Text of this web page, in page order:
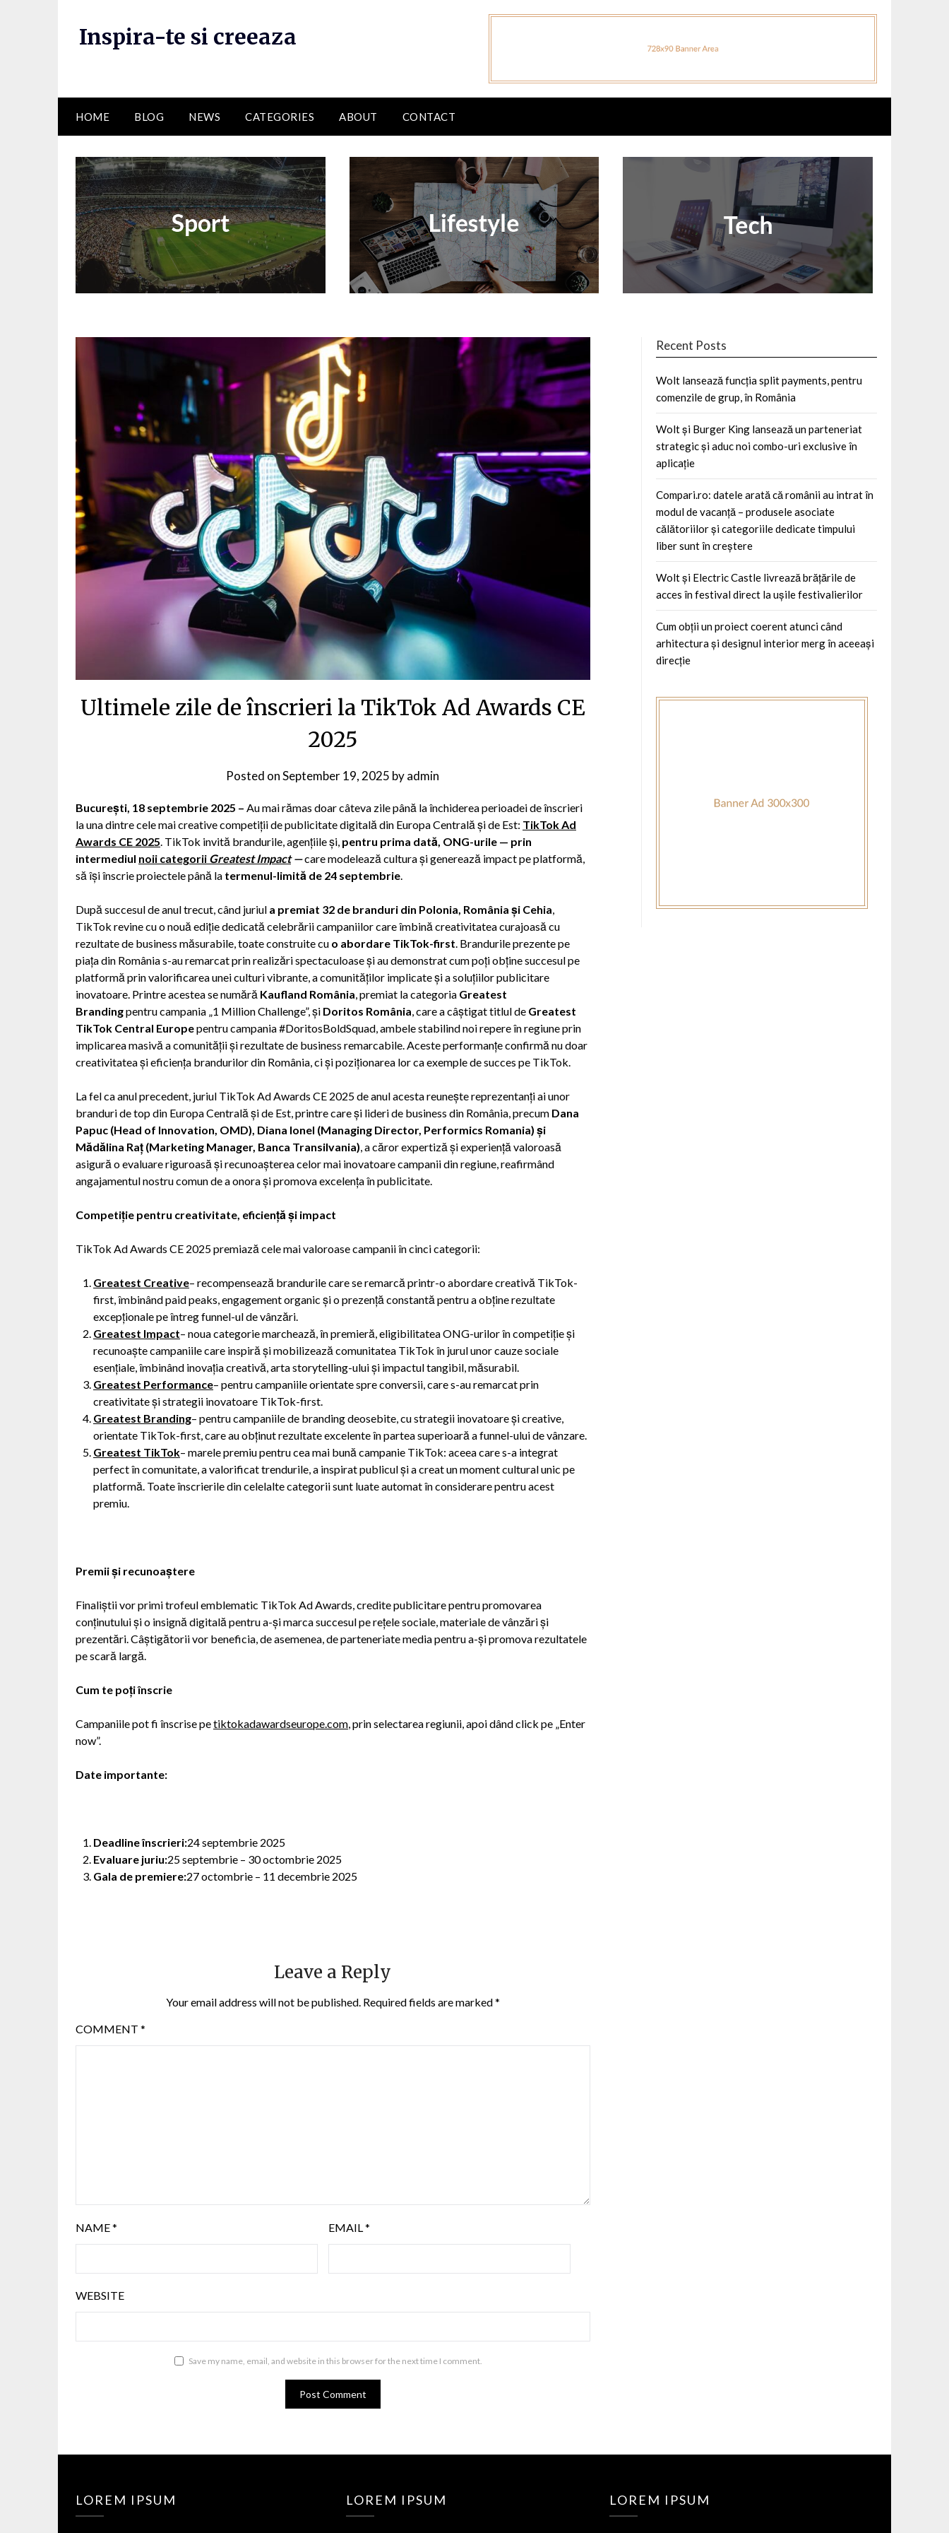
Inspira-te si creeaza
HOME BLOG NEWS CATEGORIES ABOUT CONTACT
Ultimele zile de înscrieri la TikTok Ad Awards CE
2025
Posted onSeptember 19, 2025 byadmin
București, 18 septembrie 2025 – Au mai rămas doar câteva zile până la închiderea perioadei de înscrieri
la una dintre cele mai creative competiții de publicitate digitală din Europa Centrală și de Est: TikTok Ad
Awards CE 2025 . TikTok invită brandurile, agențiile și, pentru prima dată, ONG-urile — prin
intermediul noii categorii Greatest Impact—care modelează cultura și generează impact pe platformă,
să își înscrie proiectele până la termenul-limită de 24 septembrie
După succesul de anul trecut, când juriul a premiat 32 de branduri din Polonia, România și Cehia
TikTok revine cu o nouă ediție dedicată celebrării campaniilor care îmbină creativitatea curajoasă cu
rezultate de business măsurabile, toate construite cu o abordare TikTok-first . Brandurile prezente pe
piața din România s-au remarcat prin realizări spectaculoase și au demonstrat cum poți obține succesul pe
platformă prin valorificarea unei culturi vibrante, a comunităților implicate și a soluțiilor publicitare
inovatoare. Printre acestea se numără Kaufland România , premiat la categoria Greatest
Brandingpentru campania „1 Million Challenge”, și Doritos România , care a câștigat titlul de Greatest
TikTok Central Europepentru campania #DoritosBoldSquad, ambele stabilind noi repere în regiune prin
implicarea masivă a comunității și rezultate de business remarcabile. Aceste performanțe confirmă nu doar
creativitatea și eficiența brandurilor din România, ci și poziționarea lor ca exemple de succes pe TikTok.
La fel ca anul precedent, juriul TikTok Ad Awards CE 2025 de anul acesta reunește reprezentanți ai unor
branduri de top din Europa Centrală și de Est, printre care și lideri de business din România, precum Dana
Papuc (Head of Innovation, OMD), Diana Ionel (Managing Director, Performics Romania) și
Mădălina Raț (Marketing Manager, Banca Transilvania) , a căror expertiză și experiență valoroasă
asigură o evaluare riguroasă și recunoașterea celor mai inovatoare campanii din regiune, reafirmând
angajamentul nostru comun de a onora și promova excelența în publicitate.
Competiție pentru creativitate, eficiență și impact
TikTok Ad Awards CE 2025 premiază cele mai valoroase campanii în cinci categorii:
Greatest Creative– recompensează brandurile care se remarcă printr-o abordare creativă TikTok-
first, îmbinând paid peaks, engagement organic și o prezență constantă pentru a obține rezultate
excepționale pe întreg funnel-ul de vânzări.
Greatest Impact– noua categorie marchează, în premieră, eligibilitatea ONG-urilor în competiție și
recunoaște campaniile care inspiră și mobilizează comunitatea TikTok în jurul unor cauze sociale
esențiale, îmbinând inovația creativă, arta storytelling-ului și impactul tangibil, măsurabil.
Greatest Performance– pentru campaniile orientate spre conversii, care s-au remarcat prin
creativitate și strategii inovatoare TikTok-first.
Greatest Branding– pentru campaniile de branding deosebite, cu strategii inovatoare și creative,
orientate TikTok-first, care au obținut rezultate excelente în partea superioară a funnel-ului de vânzare.
Greatest TikTok– marele premiu pentru cea mai bună campanie TikTok: aceea care s-a integrat
perfect în comunitate, a valorificat trendurile, a inspirat publicul și a creat un moment cultural unic pe
platformă. Toate înscrierile din celelalte categorii sunt luate automat în considerare pentru acest
premiu.
Premii și recunoaștere
Finaliștii vor primi trofeul emblematic TikTok Ad Awards, credite publicitare pentru promovarea
conținutului și o insignă digitală pentru a-și marca succesul pe rețele sociale, materiale de vânzări și
prezentări. Câștigătorii vor beneficia, de asemenea, de parteneriate media pentru a-și promova rezultatele
pe scară largă.
Cum te poți înscrie
Campaniile pot fi înscrise petiktokadawardseurope.com , prin selectarea regiunii, apoi dând click pe „Enter
now”.
Date importante:
Deadline înscrieri:24 septembrie 2025
Evaluare juriu:25 septembrie – 30 octombrie 2025
Gala de premiere:27 octombrie – 11 decembrie 2025
Leave a Reply
Your email address will not be published. Required fields are marked*
COMMENT *
NAME* EMAIL *
WEBSITE
Save my name, email, and website in this browser for the next time I comment.
Recent Posts
Wolt lansează funcția split payments, pentru
comenzile de grup, în România
Wolt și Burger King lansează un parteneriat
strategic și aduc noi combo-uri exclusive în
aplicație
Compari.ro: datele arată că românii au intrat în
modul de vacanță – produsele asociate
călătoriilor și categoriile dedicate timpului
liber sunt în creștere
Wolt și Electric Castle livrează brățările de
acces în festival direct la ușile festivalierilor
Cum obții un proiect coerent atunci când
arhitectura și designul interior merg în aceeași
direcție
LOREM IPSUM LOREM IPSUM LOREM IPSUM